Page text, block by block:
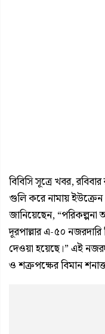
বিবিসি সূত্রে খবর,
গুলি করে নামায়
জানিয়েছেন, “পরিকল্পনা
দূরপাল্লার এ-৫০
দেওয়া হয়েছে।” এই
ও শত্রুপক্ষের বিমান